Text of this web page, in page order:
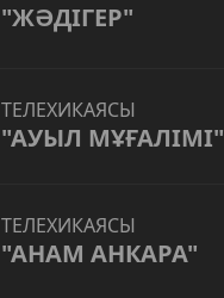
"ЖӘДІГЕР"
ТЕЛЕХИКАЯСЫ
"АУЫЛ МҰҒАЛІМІ"
ТЕЛЕХИКАЯСЫ
"АНАМ АНКАРА"